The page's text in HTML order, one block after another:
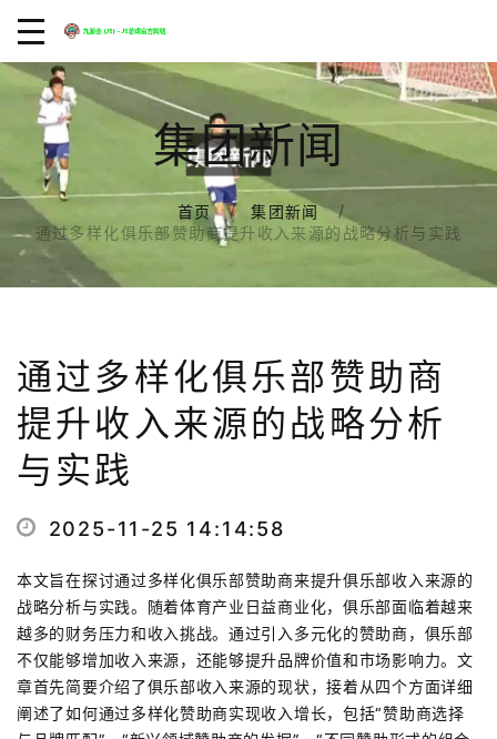
集团新闻
首页
集团新闻
通过多样化俱乐部赞助商提升收入来源的战略分析与实践
通过多样化俱乐部赞助商
提升收入来源的战略分析
与实践
2025-11-25 14:14:58
本文旨在探讨通过多样化俱乐部赞助商来提升俱乐部收入来源的
战略分析与实践。随着体育产业日益商业化，俱乐部面临着越来
越多的财务压力和收入挑战。通过引入多元化的赞助商，俱乐部
不仅能够增加收入来源，还能够提升品牌价值和市场影响力。文
章首先简要介绍了俱乐部收入来源的现状，接着从四个方面详细
阐述了如何通过多样化赞助商实现收入增长，包括“赞助商选择